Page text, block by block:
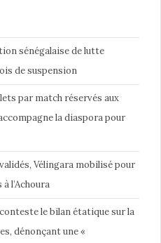
sénégalaise de lutte
de suspension
par match réservés aux
la diaspora pour
Vélingara mobilisé pour
l’Achoura
le bilan étatique sur la
dénonçant une «